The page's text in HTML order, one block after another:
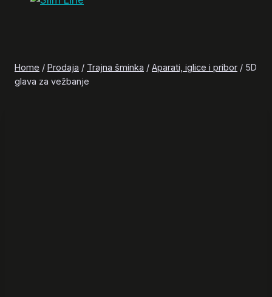
Home / Prodaja / Trajna šminka / Aparati, iglice i pribor / 5D
glava za vežbanje